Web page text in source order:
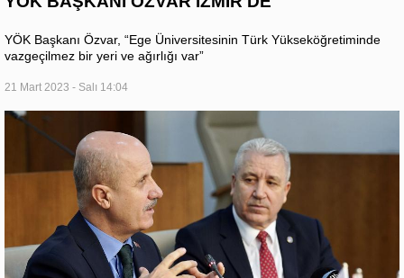
YÖK Başkanı Özvar, “Ege Üniversitesinin Türk Yükseköğretiminde
vazgeçilmez bir yeri ve ağırlığı var”
21 Mart 2023 - Salı 14:04